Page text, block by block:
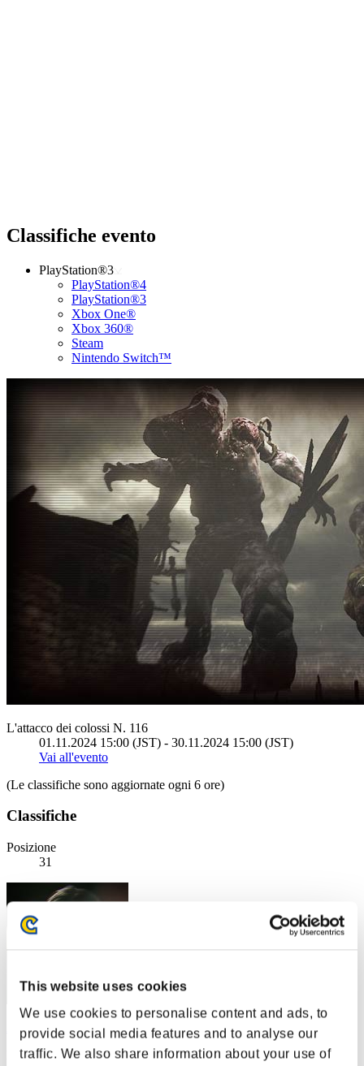
This website uses cookies
We use cookies to personalise content and ads, to
provide social media features and to analyse our
traffic. We also share information about your use of
Classifiche evento
PlayStation®3
PlayStation®4
PlayStation®3
Xbox One®
Xbox 360®
Steam
Nintendo Switch™
L'attacco dei colossi N. 116
01.11.2024 15:00 (JST) - 30.11.2024 15:00 (JST)
Vai all'evento
(Le classifiche sono aggiornate ogni 6 ore)
Classifiche
Posizione
31
AdaW22
Punteggio:7893008